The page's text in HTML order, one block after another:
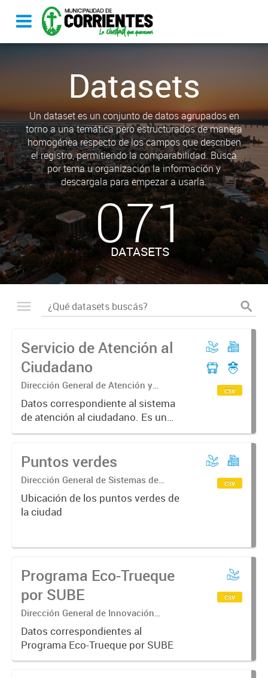
Datasets
Un dataset es un conjunto de datos agrupados en
torno a una temática pero estructurados de manera
homogénea respecto de los campos que describen
el registro, permitiendo la comparabilidad. Busca
por tema u organización la información y
descargala para empezar a usarla.
071
DATASETS
Servicio de Atención al
Ciudadano
Dirección General de Atención y
Cercanía Ciudadana
Datos correspondiente al sistema
de atención al ciudadano. Es un
registro de comunicación de los
de los distintos medios.
csv
Puntos verdes
Dirección General de Sistemas de
Información Geográfica
Ubicación de los puntos verdes de
la ciudad
csv
Programa Eco-Trueque
por SUBE
Dirección General de Innovación
Pública y Gobierno Abierto
Datos correspondientes al
Programa Eco-Trueque por SUBE
csv